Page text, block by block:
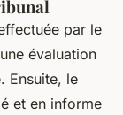
par le
évaluation
Ensuite, le
et en informe